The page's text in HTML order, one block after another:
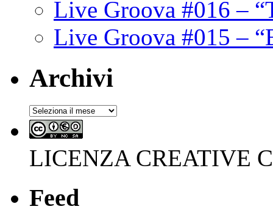
Live Groova #016 –
Live Groova #015 –
Archivi
Archivi
LICENZA CREATIVE
Feed